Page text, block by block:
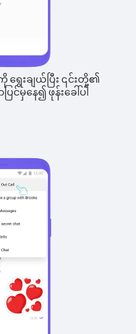
းချယ်ပြီး ၎င်းတို့၏
မှနေ၍ ဖုန်းခေါ်ပါ